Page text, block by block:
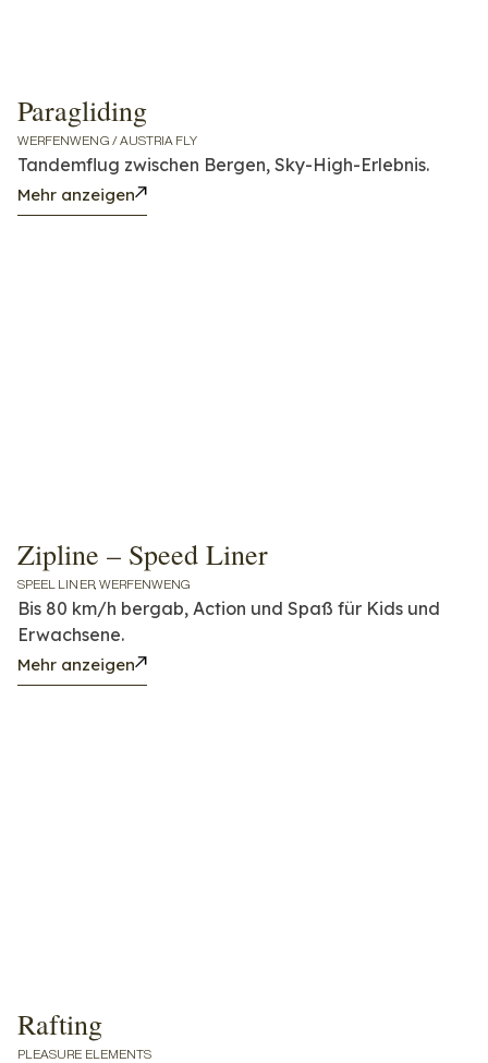
Paragliding
WERFENWENG / AUSTRIA FLY
Tandemflug zwischen Bergen, Sky-High-Erlebnis.
Mehr anzeigen
Zipline – Speed Liner
SPEEL LINER, WERFENWENG
Bis 80 km/h bergab, Action und Spaß für Kids und
Erwachsene.
Mehr anzeigen
Rafting
PLEASURE ELEMENTS